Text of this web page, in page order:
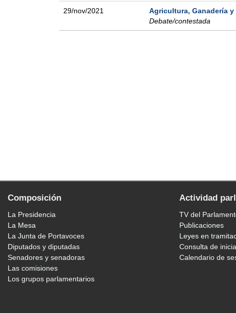
29/nov/2021
Agricultura, Ganadería y
Debate/contestada
Composición
La Presidencia
La Mesa
La Junta de Portavoces
Diputados y diputadas
Senadores y senadoras
Las comisiones
Los grupos parlamentarios
Actividad
TV del
Publicaciones
Leyes en
Consulta de
Calendario de